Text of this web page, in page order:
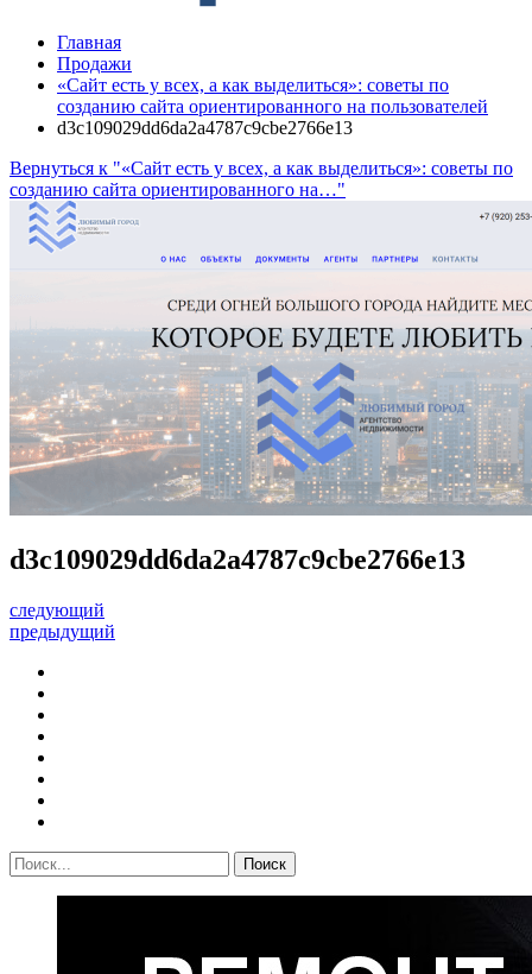
Главная
Продажи
«Сайт есть у всех, а как выделиться»: советы по
созданию сайта ориентированного на пользователей
d3c109029dd6da2a4787c9cbe2766e13
Вернуться к "«Сайт есть у всех, а как выделиться»: советы по
созданию сайта ориентированного на…"
d3c109029dd6da2a4787c9cbe2766e13
следующий
предыдущий